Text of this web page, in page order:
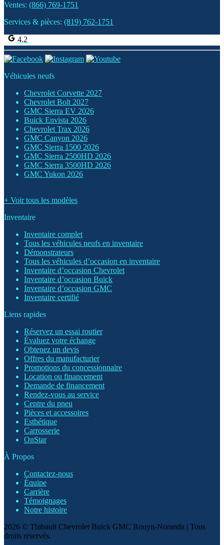
Ventes: (866) 769-1751
Services & pièces: (819) 762-1751
4.2
Véhicules neufs
Chevrolet Corvette 2027
Chevrolet Bolt 2027
GMC Sierra EV 2026
Buick Envista 2026
Chevrolet Trax 2026
GMC Canyon 2026
GMC Sierra 1500 2026
GMC Sierra 2500HD 2026
GMC Sierra 3500HD 2026
GMC Yukon 2026
+ Voir tous les modèles
Inventaire
Inventaire complet
Tous les véhicules neufs en inventaire
Démonstrateurs
Tous les véhicules d’occasion en inventaire
Inventaire d’occasion Chevrolet
Inventaire d’occasion Buick
Inventaire d’occasion GMC
Inventaire certifié
Liens rapides
Réservez un essai routier
Évaluez votre échange
Obtenez un devis
Offres du manufacturier
Promotions du concessionnaire
Location ou financement
Demande de financement
Rendez-vous au service
Centre du pneu
Pièces et accessoires
Esthétique
Carrosserie
OnStar
À Propos
Contactez-nous
Équipe
Carrière
Témoignages
Notre histoire
2026 © Thibault Chevrolet Buick GMC Rouyn-Noranda | Tous
droits réservés.